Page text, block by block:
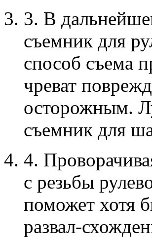
3. В
съемник для
способ съема
чреват
осторожным.
съемник для
4.
с резьбы
поможет хотя
развал-